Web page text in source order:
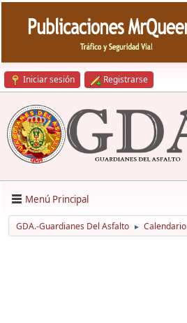
Iniciar sesión Registrarse
Menú Principal
GDA.-Guardianes Del Asfalto ► Calendario